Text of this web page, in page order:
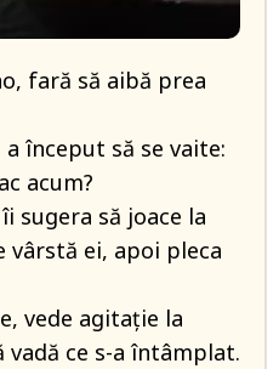
fară să aibă prea
a început să se vaite:
acum?
sugera să joace la
vârstă ei, apoi pleca
vede agitație la
vadă ce s-a întâmplat.